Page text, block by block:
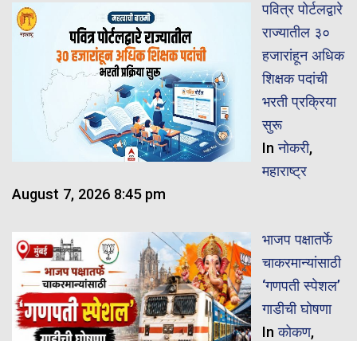
पवित्र पोर्टलद्वारे
राज्यातील ३०
हजारांहून अधिक
शिक्षक पदांची
भरती प्रक्रिया
सुरू
Inनोकरी,
महाराष्ट्र
August 7, 2026 8:45 pm
भाजप पक्षातर्फे
चाकरमान्यांसाठी
‘गणपती स्पेशल’
गाडीची घोषणा
Inकोकण,